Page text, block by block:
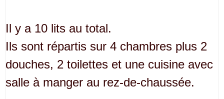
Il y a 10 lits au total.
Ils sont répartis sur 4 chambres plus 2
douches, 2 toilettes et une cuisine avec
salle à manger au rez-de-chaussée.